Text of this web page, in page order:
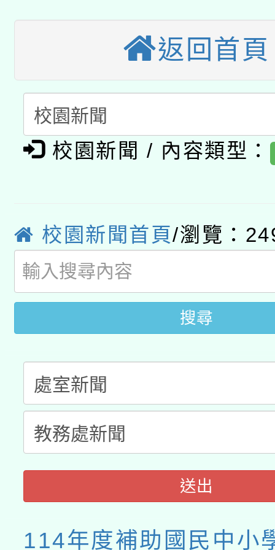
招)
本館辦理115年度閱讀
暨閱讀推動專業研習
科技賦能─人工智慧
礎課程
A3數位素養講師名單
「數位內容與教學軟體
pilot」
有關大陸委員會函釋公
薪期間赴陸應申請許可
轉知經濟部水利署委託
用水績優單位及節水達
動」
桃園市孔廟祈福系列
開 智慧啟航」
2026年桃園地景藝術
返回首頁
校園新聞 / 內容類型：
校園新聞首頁/瀏覽：
搜尋
送出
114年度補助國民中小